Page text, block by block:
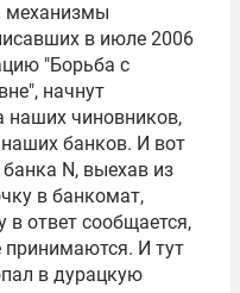
механизмы
в июле 2006
"Борьба с
начнут
наших чиновников,
банков. И вот
N, выехав из
в банкомат,
ответ сообщается,
принимаются. И тут
в дурацкую